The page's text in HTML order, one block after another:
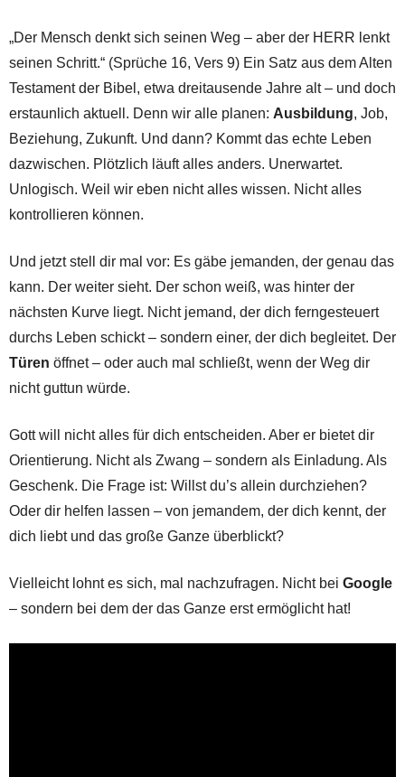
„Der Mensch denkt sich seinen Weg – aber der HERR lenkt
seinen Schritt.“ (Sprüche 16, Vers 9) Ein Satz aus dem Alten
Testament der Bibel, etwa dreitausende Jahre alt – und doch
erstaunlich aktuell. Denn wir alle planen: Ausbildung, Job,
Beziehung, Zukunft. Und dann? Kommt das echte Leben
dazwischen. Plötzlich läuft alles anders. Unerwartet.
Unlogisch. Weil wir eben nicht alles wissen. Nicht alles
kontrollieren können.
Und jetzt stell dir mal vor: Es gäbe jemanden, der genau das
kann. Der weiter sieht. Der schon weiß, was hinter der
nächsten Kurve liegt. Nicht jemand, der dich ferngesteuert
durchs Leben schickt – sondern einer, der dich begleitet. Der
Türen öffnet – oder auch mal schließt, wenn der Weg dir
nicht guttun würde.
Gott will nicht alles für dich entscheiden. Aber er bietet dir
Orientierung. Nicht als Zwang – sondern als Einladung. Als
Geschenk. Die Frage ist: Willst du’s allein durchziehen?
Oder dir helfen lassen – von jemandem, der dich kennt, der
dich liebt und das große Ganze überblickt?
Vielleicht lohnt es sich, mal nachzufragen. Nicht bei Google
– sondern bei dem der das Ganze erst ermöglicht hat!